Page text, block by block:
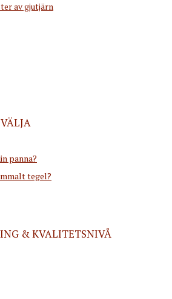
av gjutjärn
panna?
tegel?
& KVALITETSNIVÅ